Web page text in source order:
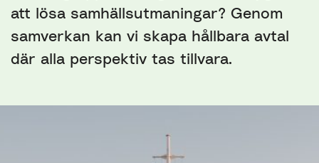
att lösa samhällsutmaningar? Genom
samverkan kan vi skapa hållbara avtal
där alla perspektiv tas tillvara.